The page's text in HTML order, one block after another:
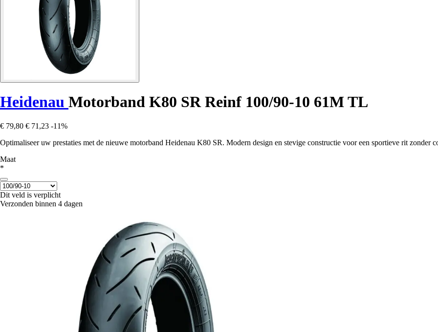
Heidenau Motorband K80 SR Reinf 100/90-10 61M TL
€ 79,80 € 71,23 -11%
Optimaliseer uw prestaties met de nieuwe motorband Heidenau K80 SR. Modern design en stevige constructie voor een sportieve rit zonder
Maat
*
Dit veld is verplicht
Verzonden binnen 4 dagen